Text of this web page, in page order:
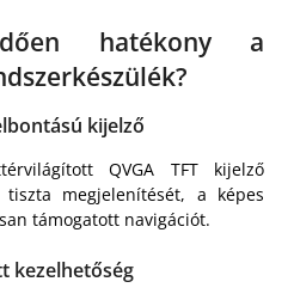
hatékony a
kijelző
QVGA TFT kijelző
megjelenítését, a képes
támogatott navigációt.
kezelhetőség